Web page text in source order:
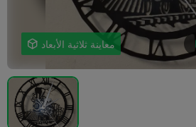
 معاينة ثلاثية الأبعاد